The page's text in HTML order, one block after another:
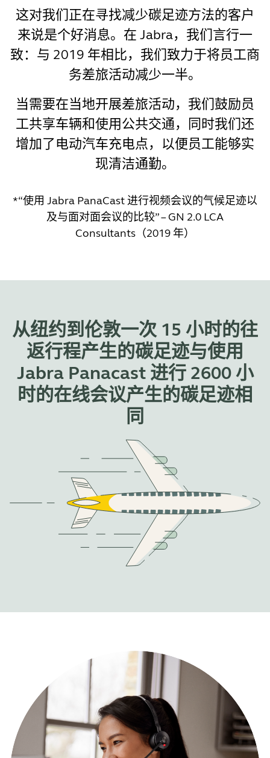
这对我们正在寻找减少碳足迹方法的客户
来说是个好消息。在 Jabra，我们言行一
致：与 2019 年相比，我们致力于将员工商
务差旅活动减少一半。
当需要在当地开展差旅活动，我们鼓励员
工共享车辆和使用公共交通，同时我们还
增加了电动汽车充电点，以便员工能够实
现清洁通勤。
*“使用 Jabra PanaCast 进行视频会议的气候足迹以
及与面对面会议的比较” – GN 2.0 LCA
Consultants（2019 年）
从纽约到伦敦一次 15 小时的往
返行程产生的碳足迹与使用
Jabra Panacast 进行 2600 小
时的在线会议产生的碳足迹相
同